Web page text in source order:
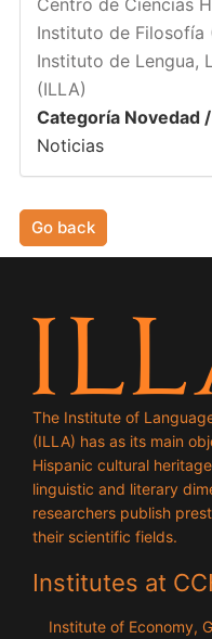
Instituto de Filosofía
Instituto de Lengua,
(ILLA)
Categoría Novedad
Noticias
Go back
The Institute of
(ILLA) has as its main
Hispanic cultural
linguistic and literary
researchers publish
their scientific fields.
Institutes at
Institute of Economy,